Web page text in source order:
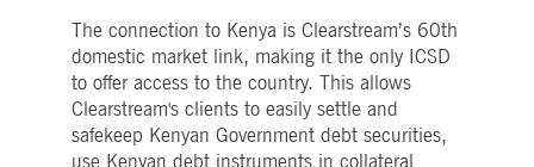
The connection to Kenya is Clearstream’s 60th
domestic market link, making it the only ICSD
to offer access to the country. This allows
Clearstream's clients to easily settle and
safekeep Kenyan Government debt securities,
dem Namen
AWSALBCORS (ALB).
deutsche-
boerse.com
Sitzung
Dieses Cookie ist für die
CAE-Verbindung
erforderlich.
CookieScript
.deutsche-
1 Jahr
Dieses Cookie wird vom
Cookie-Script.com-Dienst